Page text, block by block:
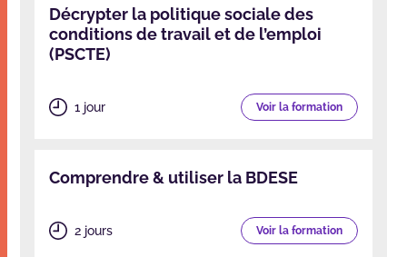
Décrypter la politique sociale des
conditions de travail et de l’emploi
(PSCTE)
1 jour Voir la formation
Comprendre & utiliser la BDESE
2 jours Voir la formation